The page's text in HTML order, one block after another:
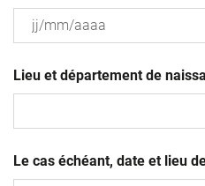
slash
MM
Lieu et département de
Le cas échéant, date et lieu